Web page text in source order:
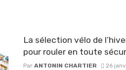
La sélection vélo de
pour rouler en toute
ParANTONIN CHARTIER
26